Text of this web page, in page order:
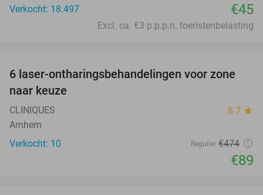
Verkocht: 18.497
€45
Excl. ca. €3 p.p.p.n. toeristenbelasting
81%
6 laser-ontharingsbehandelingen voor zone
naar keuze
CLINIQUES 8.7 star
Arnhem
Verkocht: 10
Regulier €474
€89